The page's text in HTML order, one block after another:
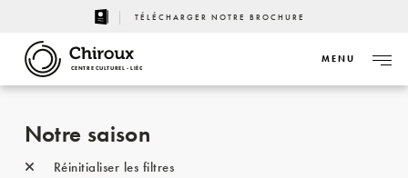
TÉLÉCHARGER NOTRE BROCHURE
CENTRE CULTUREL - LIÈGE
MENU
Notre saison
Réinitialiser les filtres